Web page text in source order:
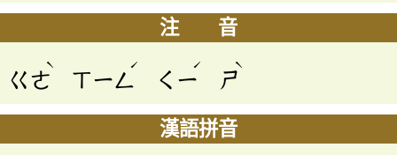
注 音
ㄍㄜ
ˋ
ㄒㄧㄥ
ˊ
ㄑㄧ
ˊ
ㄕ
ˋ
漢語拼音